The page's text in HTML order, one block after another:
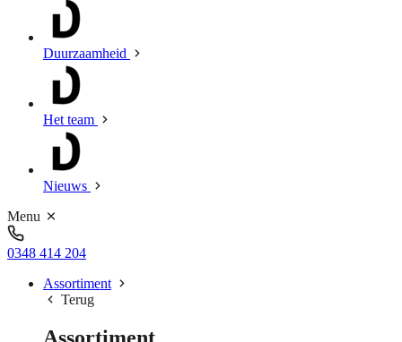
Duurzaamheid
Het team
Nieuws
Menu
0348 414 204
Assortiment
Terug